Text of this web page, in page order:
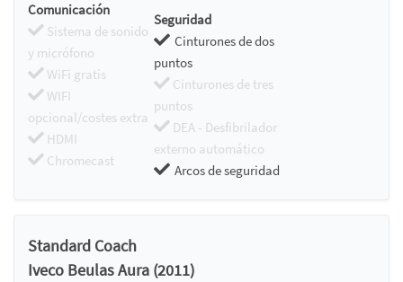
Comunicación
Sistema de sonido
y micrófono
WiFi gratis
WIFI
opcional/costes extra
HDMI
Chromecast
Seguridad
Cinturones de dos
puntos
Cinturones de tres
puntos
DEA - Desfibrilador
externo automático
Arcos de seguridad
Standard Coach
Iveco Beulas Aura (2011)